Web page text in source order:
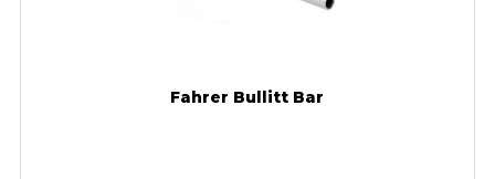
Fahrer Bullitt Bar